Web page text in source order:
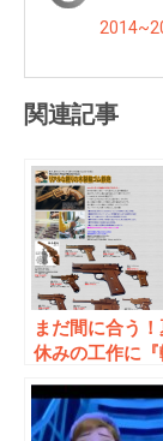
関連記事
まだ間に合う
休みの工作に『
が？バリエーシ
ンも豊富！！